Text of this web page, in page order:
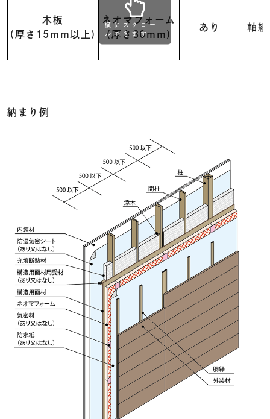
木板
(厚さ15mm以上)
ネオマフォーム
(厚さ30mm)
あり 軸組
横にスクロー
ルできます
納まり例